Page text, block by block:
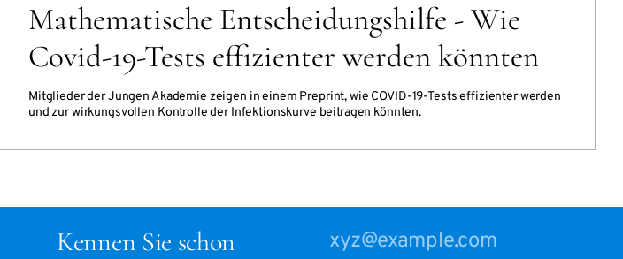
Mathematische Entscheidungshilfe - Wie
Covid-19-Tests effizienter werden könnten
Mitglieder der Jungen Akademie zeigen in einem Preprint, wie COVID-19-Tests effizienter werden
und zur wirkungsvollen Kontrolle der Infektionskurve beitragen könnten.
Kennen Sie schon